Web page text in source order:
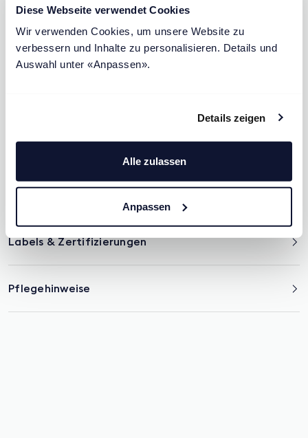
Diese Webseite verwendet Cookies
Wir verwenden Cookies, um unsere Website zu
verbessern und Inhalte zu personalisieren. Details und
Auswahl unter «Anpassen».
Details zeigen
Alle zulassen
Anpassen
Materialien & Spezifikationen
Garantie
Labels & Zertifizierungen
Pflegehinweise